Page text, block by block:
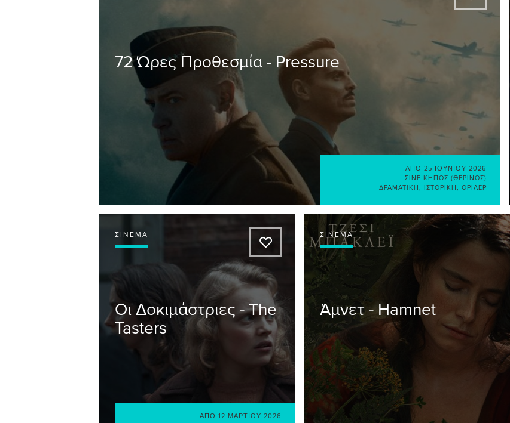
72 Ώρες Προθεσμία - Pressure
ΑΠΌ 25 ΙΟΥΝΊΟΥ 2026
ΣΙΝΈ ΚΉΠΟΣ (ΘΕΡΙΝΌΣ)
ΔΡΑΜΑΤΙΚΉ
ΙΣΤΟΡΙΚΉ ΘΡΊΛΕΡ
ΣΙΝΕΜΆ
A
Οι Δοκιμάστριες - The
Tasters
ΑΠΌ 12 ΜΑΡΤΊΟΥ 2026
ΣΙΝΕΜΆ
Άμνετ - Hamnet